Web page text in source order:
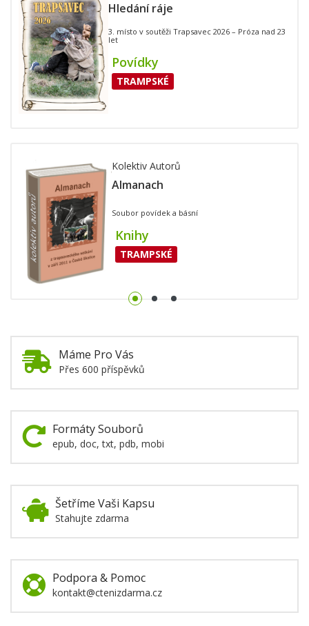
Hledání ráje
3. místo v soutěži Trapsavec 2026 – Próza nad 23
let
Povídky
TRAMPSKÉ
Kolektiv Autorů
Almanach
Soubor povídek a básní
Knihy
TRAMPSKÉ
Máme Pro Vás
Přes 600 příspěvků
Formáty Souborů
epub, doc, txt, pdb, mobi
Šetříme Vaši Kapsu
Stahujte zdarma
Podpora & Pomoc
kontakt@ctenizdarma.cz